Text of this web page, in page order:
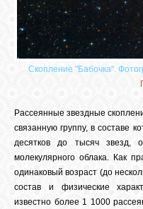
Скопление "Бабочка".
Рассеянные звездные
связанную группу, в составе
десятков до тысяч звезд,
молекулярного облака. Как
одинаковый возраст (до
состав и физические
известно более 1 1000